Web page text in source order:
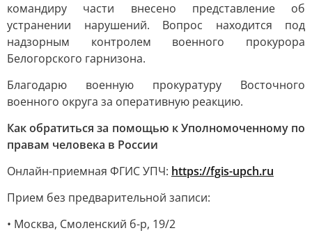
командиру части внесено представление об
устранении нарушений. Вопрос находится под
надзорным контролем военного прокурора
Белогорского гарнизона.
Благодарю военную прокуратуру Восточного
военного округа за оперативную реакцию.
Как обратиться за помощью к Уполномоченному по
правам человека в России
Онлайн-приемная ФГИС УПЧ: https://fgis-upch.ru
Прием без предварительной записи:
• Москва, Смоленский б-р, 19/2